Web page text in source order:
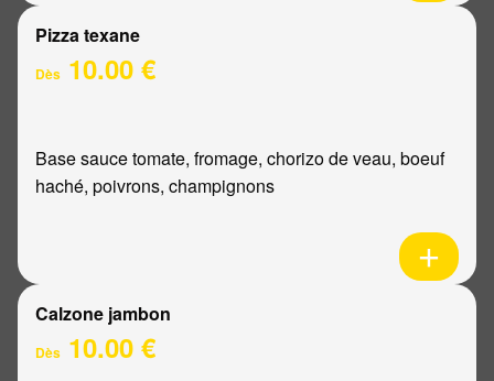
Pizza texane
Dès 10.00 €
Base sauce tomate, fromage, chorizo de veau, boeuf
haché, poivrons, champignons
Calzone jambon
Dès 10.00 €